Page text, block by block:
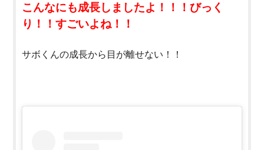
こんなにも成長しましたよ！！！びっく
り！！すごいよね！！
サボくんの成長から目が離せない！！